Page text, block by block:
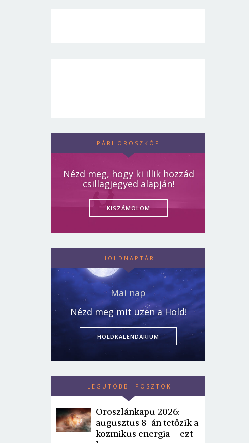
PÁRHOROSZKÓP
Nézd meg, hogy ki illik hozzád
csillagjegyed alapján!
KISZÁMOLOM
HOLDNAPTÁR
Mai nap
Nézd meg mit üzen a Hold!
HOLDKALENDÁRIUM
LEGUTÓBBI POSZTOK
Oroszlánkapu 2026:
augusztus 8-án tetőzik a
kozmikus energia – ezt